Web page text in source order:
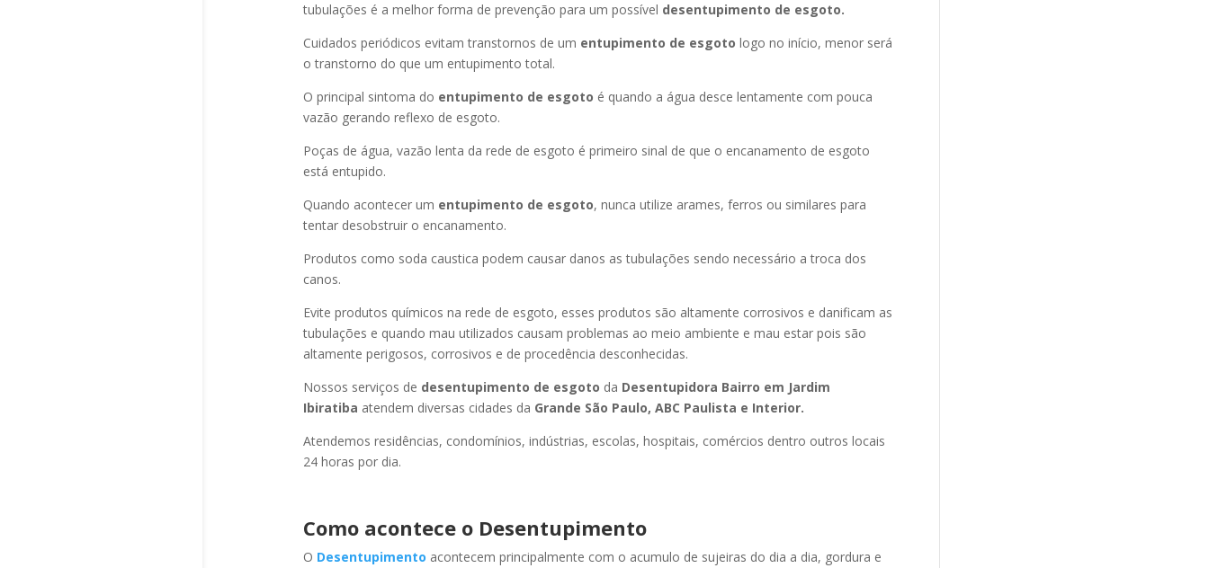
tubulações é a melhor forma de prevenção para um possível desentupimento de esgoto.
Cuidados periódicos evitam transtornos de um entupimento de esgoto logo no início, menor será
o transtorno do que um entupimento total.
O principal sintoma do entupimento de esgoto é quando a água desce lentamente com pouca
vazão gerando reflexo de esgoto.
Poças de água, vazão lenta da rede de esgoto é primeiro sinal de que o encanamento de esgoto
está entupido.
Quando acontecer um entupimento de esgoto, nunca utilize arames, ferros ou similares para
tentar desobstruir o encanamento.
Produtos como soda caustica podem causar danos as tubulações sendo necessário a troca dos
canos.
Evite produtos químicos na rede de esgoto, esses produtos são altamente corrosivos e danificam as
tubulações e quando mau utilizados causam problemas ao meio ambiente e mau estar pois são
altamente perigosos, corrosivos e de procedência desconhecidas.
Nossos serviços de desentupimento de esgoto da Desentupidora Bairro em Jardim
Ibiratiba atendem diversas cidades da Grande São Paulo, ABC Paulista e Interior.
Atendemos residências, condomínios, indústrias, escolas, hospitais, comércios dentro outros locais
24 horas por dia.
Como acontece o Desentupimento
O Desentupimento acontecem principalmente com o acumulo de sujeiras do dia a dia, gordura e